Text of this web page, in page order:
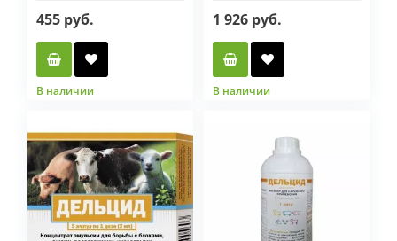
455 руб.
В наличии
1 926 руб.
В наличии